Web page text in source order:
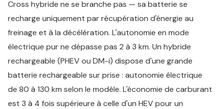
Cross hybride ne se branche pas — sa batterie se
recharge uniquement par récupération d'énergie au
freinage et à la décélération. L'autonomie en mode
électrique pur ne dépasse pas 2 à 3 km. Un hybride
rechargeable (PHEV ou DM-i) dispose d'une grande
batterie rechargeable sur prise : autonomie électrique
de 80 à 130 km selon le modèle. L'économie de carburant
est 3 à 4 fois supérieure à celle d'un HEV pour un